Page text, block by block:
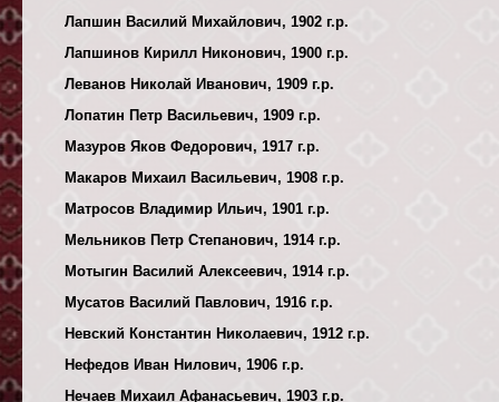
Лапшин Василий Михайлович, 1902 г.р.
Лапшинов Кирилл Никонович, 1900 г.р.
Леванов Николай Иванович, 1909 г.р.
Лопатин Петр Васильевич, 1909 г.р.
Мазуров Яков Федорович, 1917 г.р.
Макаров Михаил Васильевич, 1908 г.р.
Матросов Владимир Ильич, 1901 г.р.
Мельников Петр Степанович, 1914 г.р.
Мотыгин Василий Алексеевич, 1914 г.р.
Мусатов Василий Павлович, 1916 г.р.
Невский Константин Николаевич, 1912 г.р.
Нефедов Иван Нилович, 1906 г.р.
Нечаев Михаил Афанасьевич, 1903 г.р.